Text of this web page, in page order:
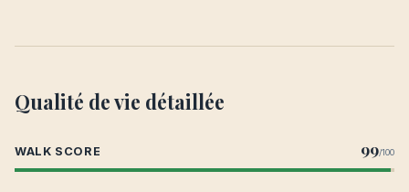
Qualité de vie détaillée
WALK SCORE 99/100